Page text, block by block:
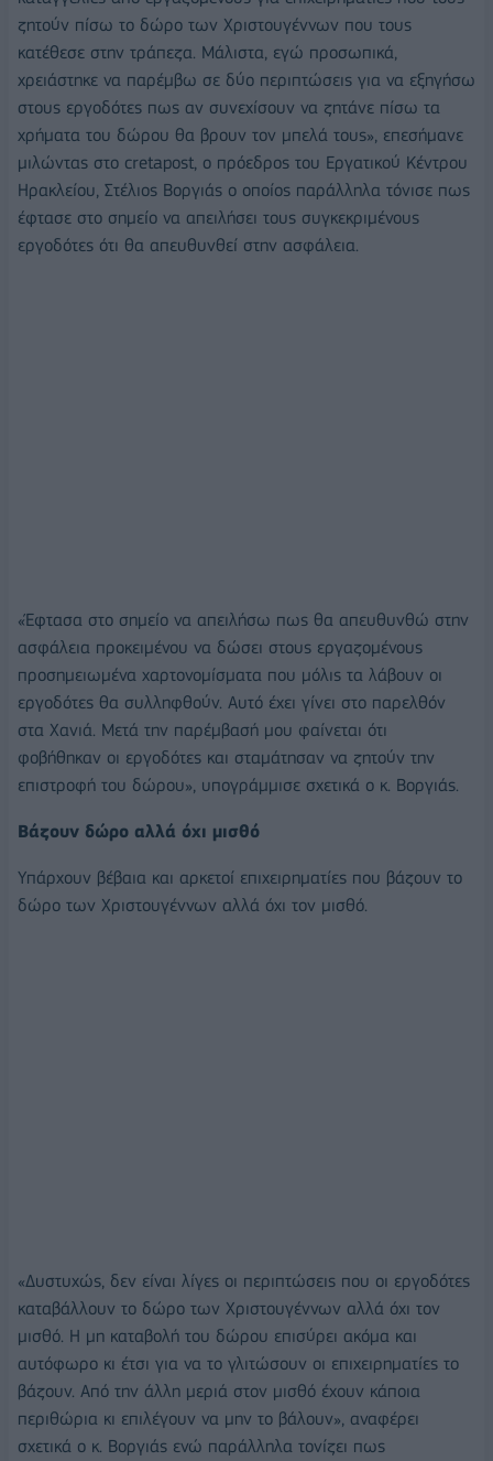
ζητούν πίσω το δώρο των Χριστουγέννων που τους
κατέθεσε στην τράπεζα. Μάλιστα, εγώ προσωπικά,
χρειάστηκε να παρέμβω σε δύο περιπτώσεις για να εξηγήσω
στους εργοδότες πως αν συνεχίσουν να ζητάνε πίσω τα
χρήματα του δώρου θα βρουν τον μπελά τους», επεσήμανε
μιλώντας στο cretapost, ο πρόεδρος του Εργατικού Κέντρου
Ηρακλείου, Στέλιος Βοργιάς ο οποίος παράλληλα τόνισε πως
έφτασε στο σημείο να απειλήσει τους συγκεκριμένους
εργοδότες ότι θα απευθυνθεί στην ασφάλεια.
«Έφτασα στο σημείο να απειλήσω πως θα απευθυνθώ στην
ασφάλεια προκειμένου να δώσει στους εργαζομένους
προσημειωμένα χαρτονομίσματα που μόλις τα λάβουν οι
εργοδότες θα συλληφθούν. Αυτό έχει γίνει στο παρελθόν
στα Χανιά. Μετά την παρέμβασή μου φαίνεται ότι
φοβήθηκαν οι εργοδότες και σταμάτησαν να ζητούν την
επιστροφή του δώρου», υπογράμμισε σχετικά ο κ. Βοργιάς.
Βάζουν δώρο αλλά όχι μισθό
Υπάρχουν βέβαια και αρκετοί επιχειρηματίες που βάζουν το
δώρο των Χριστουγέννων αλλά όχι τον μισθό.
«Δυστυχώς, δεν είναι λίγες οι περιπτώσεις που οι εργοδότες
καταβάλλουν το δώρο των Χριστουγέννων αλλά όχι τον
μισθό. Η μη καταβολή του δώρου επισύρει ακόμα και
αυτόφωρο κι έτσι για να το γλιτώσουν οι επιχειρηματίες το
βάζουν. Από την άλλη μεριά στον μισθό έχουν κάποια
περιθώρια κι επιλέγουν να μην το βάλουν», αναφέρει
σχετικά ο κ. Βοργιάς ενώ παράλληλα τονίζει πως